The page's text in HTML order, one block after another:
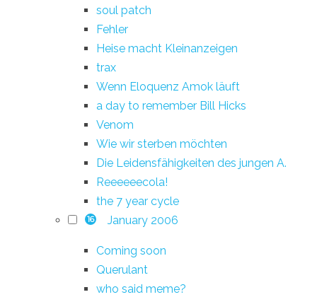
soul patch
Fehler
Heise macht Kleinanzeigen
trax
Wenn Eloquenz Amok läuft
a day to remember Bill Hicks
Venom
Wie wir sterben möchten
Die Leidensfähigkeiten des jungen A.
Reeeeeecola!
the 7 year cycle
16 January 2006
Coming soon
Querulant
who said meme?